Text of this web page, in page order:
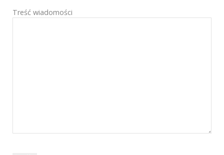
Treść wiadomości